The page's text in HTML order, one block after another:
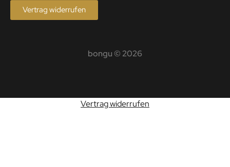
Vertrag widerrufen
bongu © 2026
Vertrag widerrufen